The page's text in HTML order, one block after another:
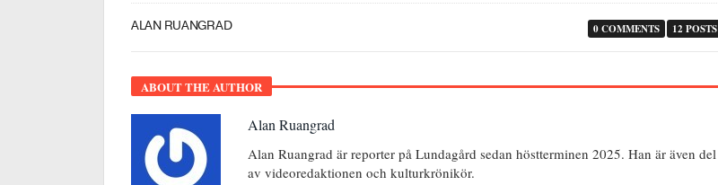
ALAN RUANGRAD 12 POSTS
0 COMMENTS
ABOUT THE AUTHOR
Alan Ruangrad
Alan Ruangrad är reporter på Lundagård sedan höstterminen 2025. Han är även del
av videoredaktionen och kulturkrönikör.